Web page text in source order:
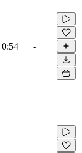
0:54 -